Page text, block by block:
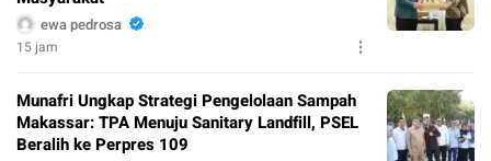
ewa pedrosa
15 jam
Munafri Ungkap Strategi Pengelolaan Sampah
Makassar: TPA Menuju Sanitary Landfill, PSEL
Beralih ke Perpres 109